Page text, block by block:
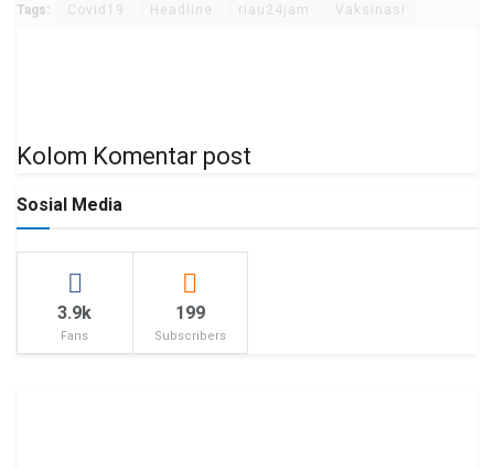
Tags: Covid19 Headline riau24jam Vaksinasi
Kolom Komentar post
Sosial Media
3.9k
Fans
199
Subscribers